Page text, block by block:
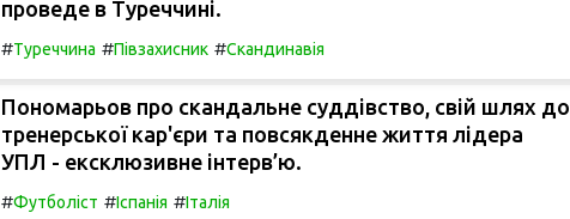
проведе в Туреччині.
#Туреччина #Півзахисник #Скандинавія
Пономарьов про скандальне суддівство, свій шлях до
тренерської кар'єри та повсякденне життя лідера
УПЛ - ексклюзивне інтерв’ю.
#Футболіст #Іспанія #Італія